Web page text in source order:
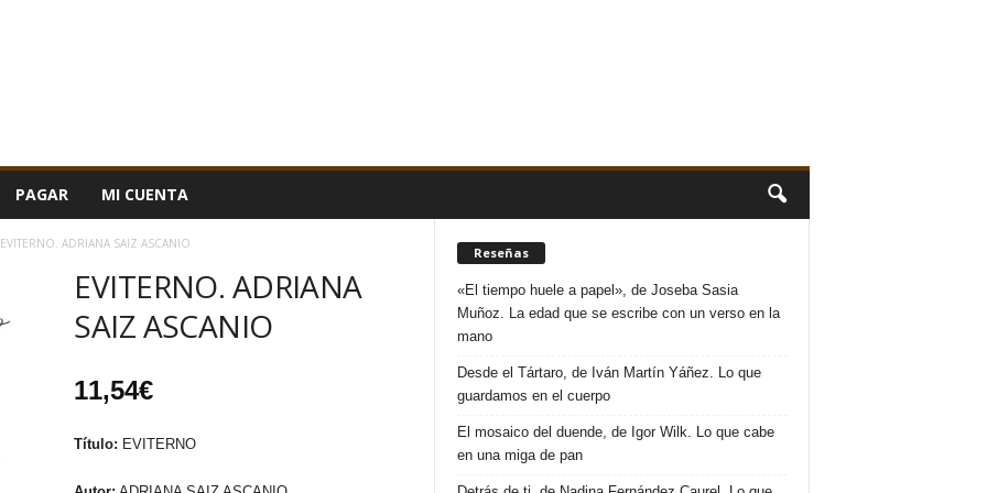
PAGAR MI CUENTA
EVITERNO. ADRIANA SAIZ ASCANIO
EVITERNO. ADRIANA
SAIZ ASCANIO
11,54€
Título: EVITERNO
Reseñas
«El tiempo huele a papel», de Joseba Sasia
Muñoz. La edad que se escribe con un verso en la
mano
Desde el Tártaro, de Iván Martín Yáñez. Lo que
guardamos en el cuerpo
El mosaico del duende, de Igor Wilk. Lo que cabe
en una miga de pan